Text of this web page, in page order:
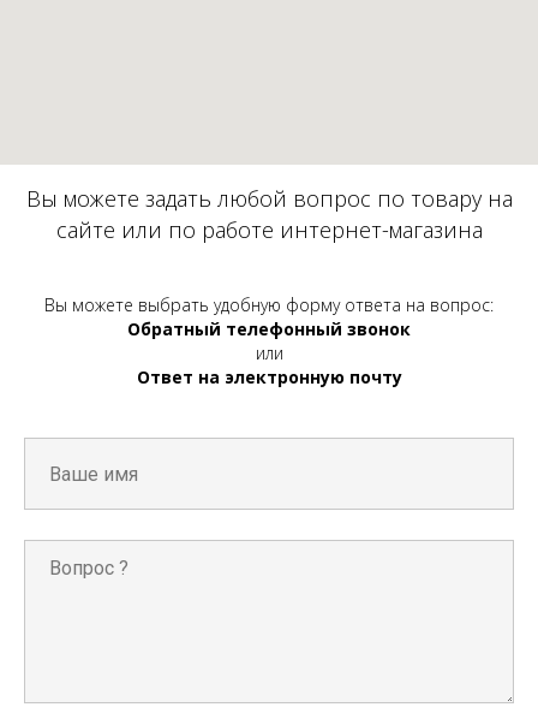
Вы можете задать любой вопрос по товару на
сайте или по работе интернет-магазина
Вы можете выбрать удобную форму ответа на вопрос:
Обратный телефонный звонок
или
Ответ на электронную почту